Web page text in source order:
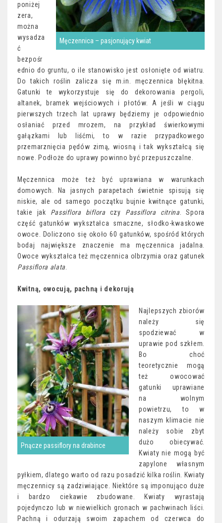
Męczennica – pasjonujący kwiat
poniżej
zera,
można
wysadza
ć
bezpośr
ednio do gruntu, o ile stanowisko jest osłonięte od wiatru.
Do takich roślin zalicza się m.in. męczennica błękitna.
Gatunki te wykorzystuje się do dekorowania pergoli,
altanek, bramek wejściowych i płotów. A jeśli w ciągu
pierwszych trzech lat uprawy będziemy je odpowiednio
osłaniać przed mrozem, na przykład świerkowymi
gałązkami lub liśćmi, to w razie przypadkowego
przemarznięcia pędów zimą, wiosną i tak wykształcą się
nowe. Podłoże do uprawy powinno być przepuszczalne.
Męczennica może też być uprawiana w warunkach
domowych. Na jasnych parapetach świetnie spisują się
niskie, ale od samego początku bujnie kwitnące gatunki,
takie jak Passiflora biflora czy Passiflora citrina . Spora
część gatunków wykształca smaczne, słodko-kwaskowe
owoce. Doliczono się około 60 gatunków, spośród których
bodaj największe znaczenie ma męczennica jadalna.
Owoce wykształca też męczennica olbrzymia oraz gatunek
Passiflora alata
Kwitną, owocują, pachną i dekorują
Pnącze passiflory na drabince
Najlepszych zbiorów
należy się
spodziewać w
uprawie pod szkłem.
Bo choć
teoretycznie mogą
też owocować
gatunki uprawiane
na wolnym
powietrzu, to w
naszym klimacie nie
należy sobie zbyt
dużo obiecywać.
Kwiaty nie mogą być
zapylone własnym
pyłkiem, dlatego warto od razu posadzić kilka roślin. Kwiaty
męczennicy są zadziwiające. Niektóre są imponująco duże
i bardzo ciekawie zbudowane. Kwiaty wyrastają
pojedynczo lub w niewielkich gronach w pachwinach liści.
Pachną i odurzają swoim zapachem od czerwca do